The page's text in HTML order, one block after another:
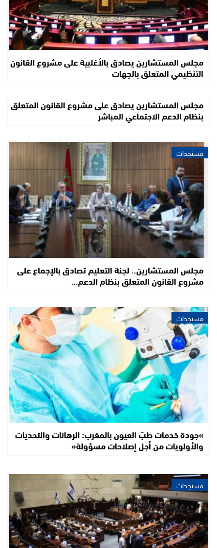
مجلس المستشارين يصادق بالأغلبية على مشروع القانون
التنظيمي المتعلق بالجهات
مجلس المستشارين يصادق على مشروع القانون المتعلق
بنظام الدعم الاجتماعي المباشر
مستجدات
مجلس المستشارين.. لجنة التعليم تصادق بالإجماع على
مشروع القانون المتعلق بنظام الدعم…
مستجدات
»جودة خدمات طبّ العيون بالمغرب: الرهانات والتحديات
والأولويات من أجل إصلاحات مسؤولة«
مستجدات